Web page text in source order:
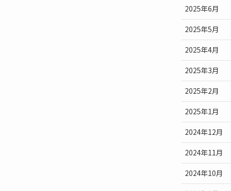
2025年6月
2025年5月
2025年4月
2025年3月
2025年2月
2025年1月
2024年12月
2024年11月
2024年10月